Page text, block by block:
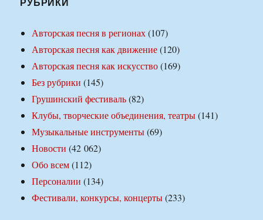
Авторская песня в регионах(107)
Авторская песня как движение(120)
Авторская песня как искусство(169)
Без рубрики (145)
Грушинский фестиваль(82)
Клубы, творческие объединения, театры(141)
Музыкальные инструменты(69)
Новости (42 062)
Обо всем(112)
Персоналии (134)
Фестивали, конкурсы, концерты(233)